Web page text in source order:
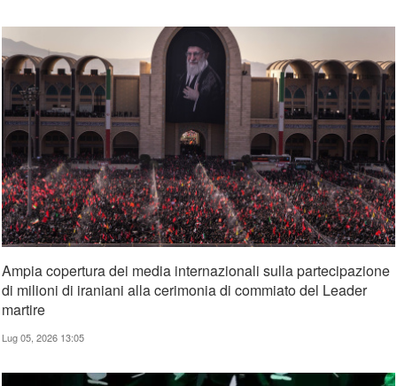
Ampia copertura dei media internazionali sulla partecipazione
di milioni di iraniani alla cerimonia di commiato del Leader
martire
Lug 05, 2026 13:05